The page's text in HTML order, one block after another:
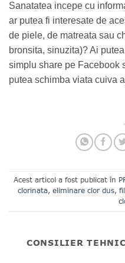
Sanatatea incepe cu
ar putea fi interesate de
de piele, de matreata sau
bronsita, sinuzita)? Ai
simplu share pe Facebook
putea schimba viata cuiva
Acest articol a fost publicat în
clorinata, eliminare clor dus,
CONSILIER